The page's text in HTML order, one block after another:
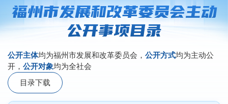
福州市发展和改革委员会主动
公开事项目录
公开主体均为福州市发展和改革委员会 ，公开方式均为主动公
开，公开对象均为全社会
目录下载